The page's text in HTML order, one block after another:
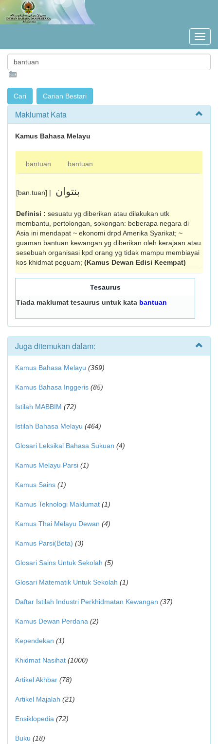
Maklumat Kata
Kamus Bahasa Melayu
bantuan bantuan
[ban.tuan] | بنتوان
Definisi : sesuatu yg diberikan atau dilakukan utk
membantu, pertolongan, sokongan: beberapa negara di
Asia ini mendapat ~ ekonomi drpd Amerika Syarikat; ~
guaman bantuan kewangan yg diberikan oleh kerajaan atau
sesebuah organisasi kpd orang yg tidak mampu membiayai
kos khidmat peguam; (Kamus Dewan Edisi Keempat)
Tesaurus
Tiada maklumat tesaurus untuk kata bantuan
Juga ditemukan dalam:
Kamus Bahasa Melayu (369)
Kamus Bahasa Inggeris (85)
Istilah MABBIM (72)
Istilah Bahasa Melayu (464)
Glosari Leksikal Bahasa Sukuan (4)
Kamus Melayu Parsi (1)
Kamus Sains (1)
Kamus Teknologi Maklumat (1)
Kamus Thai Melayu Dewan (4)
Kamus Parsi(Beta) (3)
Glosari Sains Untuk Sekolah (5)
Glosari Matematik Untuk Sekolah (1)
Daftar Istilah Industri Perkhidmatan Kewangan (37)
Kamus Dewan Perdana (2)
Kependekan (1)
Khidmat Nasihat (1000)
Artikel Akhbar (78)
Artikel Majalah (21)
Ensiklopedia (72)
Buku (18)